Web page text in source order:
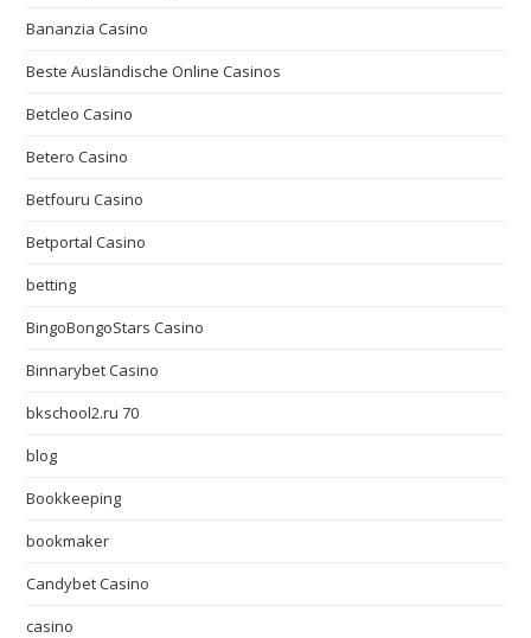
Bananzia Casino
Beste Ausländische Online Casinos
Betcleo Casino
Betero Casino
Betfouru Casino
Betportal Casino
betting
BingoBongoStars Casino
Binnarybet Casino
bkschool2.ru 70
blog
Bookkeeping
bookmaker
Candybet Casino
casino